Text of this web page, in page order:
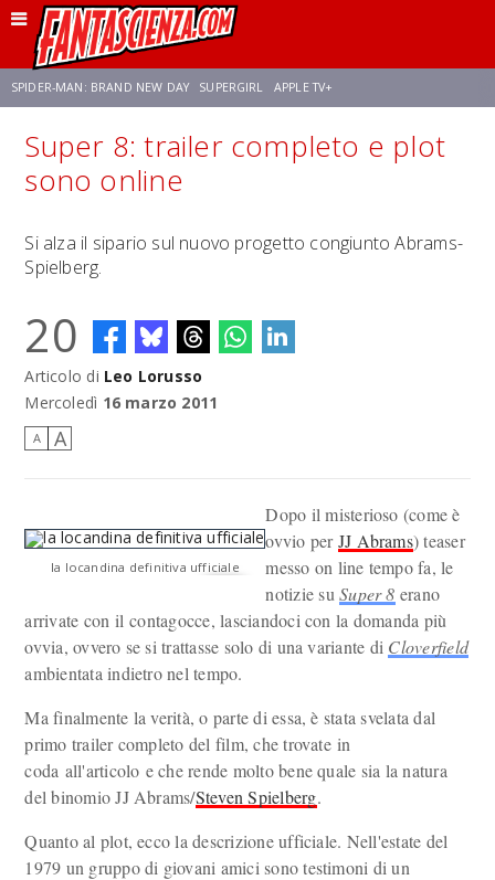
SPIDER-MAN: BRAND NEW DAY SUPERGIRL APPLE TV+
FRANCO RICCIARDIELLO ZENDAYA STAR TREK AVENGERS: DOOMSDAY
Super 8: trailer completo e plot
sono online
Si alza il sipario sul nuovo progetto congiunto Abrams-
Spielberg.
20
Articolo di Leo Lorusso
Mercoledì 16 marzo 2011
A A
la locandina definitiva ufficiale
Dopo il misterioso (come è
ovvio perJJ Abrams) teaser
messo on line tempo fa, le
notizie suSuper 8 erano
arrivate con il contagocce, lasciandoci con la domanda più
ovvia, ovvero se si trattasse solo di una variante di Cloverfield
ambientata indietro nel tempo.
Ma finalmente la verità, o parte di essa, è stata svelata dal
primo trailer completo del film, che trovate in
coda all'articolo e che rende molto bene quale sia la natura
del binomio JJ Abrams/Steven Spielberg.
Quanto al plot, ecco la descrizione ufficiale. Nell'estate del
1979 un gruppo di giovani amici sono testimoni di un